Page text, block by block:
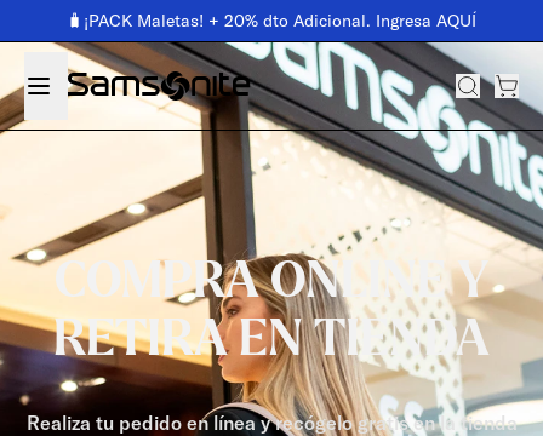
🧳¡PACK Maletas! + 20% dto Adicional. Ingresa AQUÍ
COMPRA ONLINE Y
RETIRA EN TIENDA
Realiza tu pedido en línea y recógelo gratis en la tienda